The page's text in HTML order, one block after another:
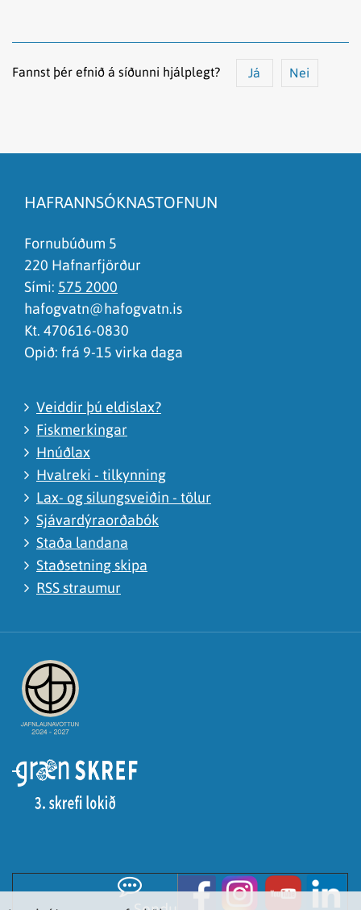
Fannst þér efnið á síðunni hjálplegt? Já Nei
Það er of mikið efni á síðunni
Ég skil ekki efnið, finnst það of flókið
HAFRANNSÓKNASTOFNUN
Fornubúðum 5
220 Hafnarfjörður
Sími: 575 2000
hafogvatn@hafogvatn.is
Kt. 470616-0830
Opið: frá 9-15 virka daga
Veiddir þú eldislax?
Fiskmerkingar
Hnúðlax
Hvalreki - tilkynning
Lax- og silungsveiðin - tölur
Sjávardýraorðabók
Staða landana
Staðsetning skipa
RSS straumur